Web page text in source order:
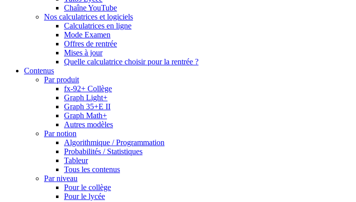
Chaîne YouTube
Nos calculatrices et logiciels
Calculatrices en ligne
Mode Examen
Offres de rentrée
Mises à jour
Quelle calculatrice choisir pour la rentrée ?
Contenus
Par produit
fx-92+ Collège
Graph Light+
Graph 35+E II
Graph Math+
Autres modèles
Par notion
Algorithmique / Programmation
Probabilités / Statistiques
Tableur
Tous les contenus
Par niveau
Pour le collège
Pour le lycée